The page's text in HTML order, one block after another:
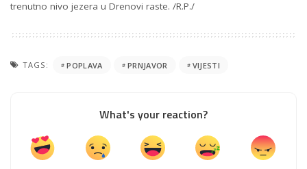
trenutno nivo jezera u Drenovi raste. /R.P./
TAGS: POPLAVA PRNJAVOR VIJESTI
What's your reaction?